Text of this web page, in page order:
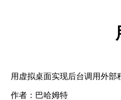
用虚拟桌面实现后台调用外部
作者：巴哈姆特